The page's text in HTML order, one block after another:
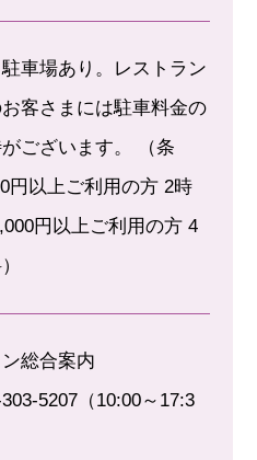
駐車場あり。レストラン
客さまには駐車料金の
ございます。 （条
円以上ご利用の方 2時
円以上ご利用の方 4
総合案内
5207（10:00～17:3